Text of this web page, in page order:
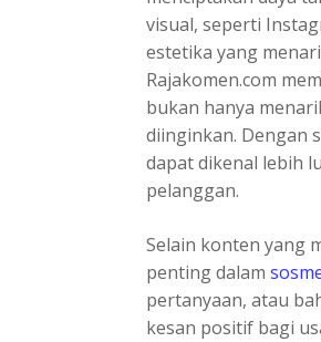
visual, seperti
estetika yang
Rajakomen.com
bukan hanya
diinginkan. Dengan
dapat dikenal lebih
pelanggan.
Selain konten yang
penting dalam
pertanyaan, atau
kesan positif bagi